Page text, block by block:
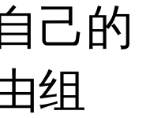
己的
组